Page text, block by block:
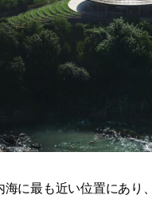
海に最も近い位置にあり